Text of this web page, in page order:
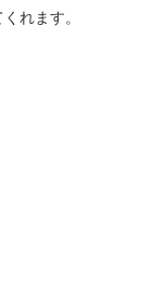
れます。